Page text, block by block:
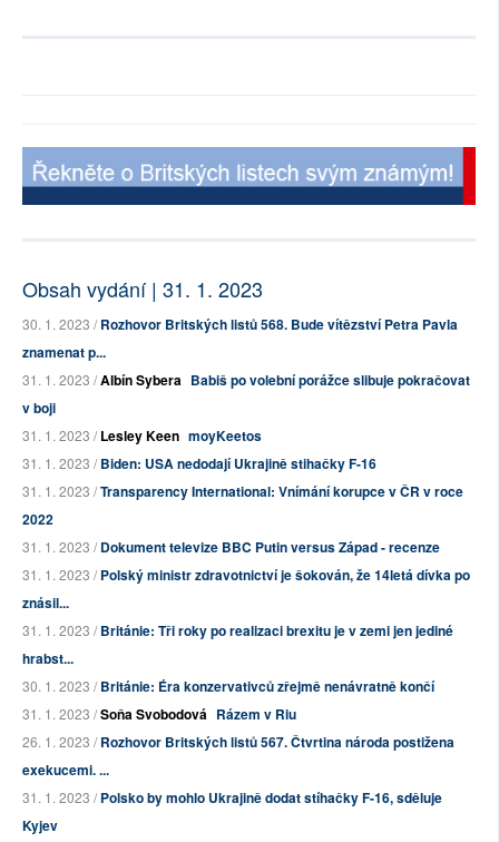
Obsah vydání | 31. 1. 2023
30. 1. 2023 /Rozhovor Britských listů 568. Bude vítězství Petra Pavla
znamenat p...
31. 1. 2023 /Albín Sybera Babiš po volební porážce slibuje pokračovat
v boji
31. 1. 2023 /Lesley Keen moyKeetos
31. 1. 2023 /Biden: USA nedodají Ukrajině stihačky F-16
31. 1. 2023 /Transparency International: Vnímání korupce v ČR v roce
2022
31. 1. 2023 /Dokument televize BBC Putin versus Západ - recenze
31. 1. 2023 /Polský ministr zdravotnictví je šokován, že 14letá dívka po
znásil...
31. 1. 2023 /Británie: Tři roky po realizaci brexitu je v zemi jen jediné
hrabst...
30. 1. 2023 /Británie: Éra konzervativců zřejmě nenávratně končí
31. 1. 2023 /Soňa Svobodová Rázem v Riu
26. 1. 2023 /Rozhovor Britských listů 567. Čtvrtina národa postižena
exekucemi. ...
31. 1. 2023 /Polsko by mohlo Ukrajině dodat stíhačky F-16, sděluje
Kyjev